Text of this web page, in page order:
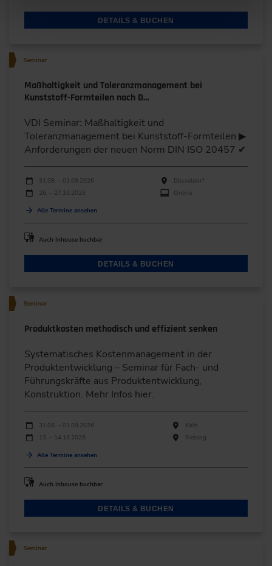
DETAILS & BUCHEN
Seminar
Maßhaltigkeit und Toleranzmanagement bei
Kunststoff-Formteilen nach D…
VDI Seminar: Maßhaltigkeit und
Toleranzmanagement bei Kunststoff-Formteilen ▶
Anforderungen der neuen Norm DIN ISO 20457 ✔
Durchführungen
Veranstaltungsdatum Veranstaltungsort
31.08. – 01.09.2026
Düsseldorf
26. – 27.10.2026
Online
Alle Termine ansehen
Auch Inhouse buchbar
DETAILS & BUCHEN
Seminar
Produktkosten methodisch und effizient senken
Systematisches Kostenmanagement in der
Produktentwicklung – Seminar für Fach- und
Führungskräfte aus Produktentwicklung,
Konstruktion. Mehr Infos hier.
Durchführungen
Veranstaltungsdatum Veranstaltungsort
31.08. – 01.09.2026
Köln
13. – 14.10.2026
Freising
Alle Termine ansehen
Auch Inhouse buchbar
DETAILS & BUCHEN
Seminar